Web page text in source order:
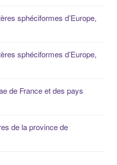
sphéciformes d’Europe,
sphéciformes d’Europe,
de France et des pays
de la province de